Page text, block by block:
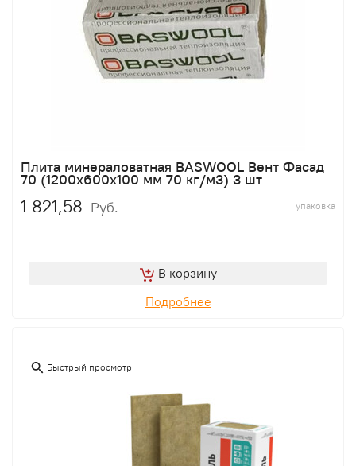
Плита минераловатная BASWOOL Вент Фасад
70 (1200х600х100 мм 70 кг/м3) 3 шт
1 821,58 Руб. упаковка
В корзину
Подробнее
Быстрый просмотр